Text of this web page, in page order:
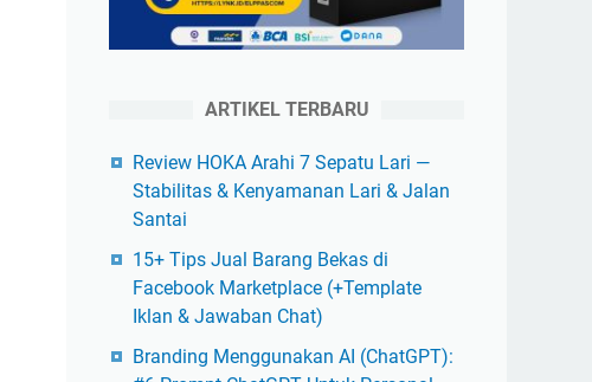
ARTIKEL TERBARU
Review HOKA Arahi 7 Sepatu Lari —
Stabilitas & Kenyamanan Lari & Jalan
Santai
15+ Tips Jual Barang Bekas di
Facebook Marketplace (+Template
Iklan & Jawaban Chat)
Branding Menggunakan AI (ChatGPT):